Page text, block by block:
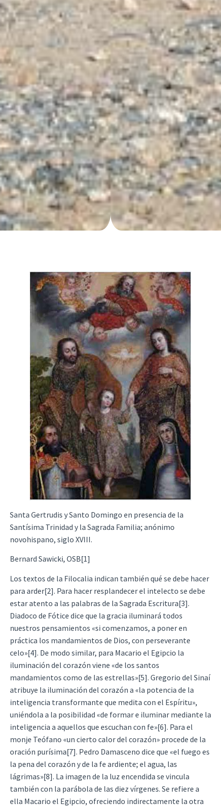
Santa Gertrudis y Santo Domingo en presencia de la
Santísima Trinidad y la Sagrada Familia; anónimo
novohispano, siglo XVIII.
Bernard Sawicki, OSB[1]
Los textos de la Filocalia indican también qué se debe hacer
para arder[2]. Para hacer resplandecer el intelecto se debe
estar atento a las palabras de la Sagrada Escritura[3].
Diadoco de Fótice dice que la gracia iluminará todos
nuestros pensamientos «si comenzamos, a poner en
práctica los mandamientos de Dios, con perseverante
celo»[4]. De modo similar, para Macario el Egipcio la
iluminación del corazón viene «de los santos
mandamientos como de las estrellas»[5]. Gregorio del Sinaí
atribuye la iluminación del corazón a «la potencia de la
inteligencia transformante que medita con el Espíritu»,
uniéndola a la posibilidad «de formar e iluminar mediante la
inteligencia a aquellos que escuchan con fe»[6]. Para el
monje Teófano «un cierto calor del corazón» procede de la
oración purísima[7]. Pedro Damasceno dice que «el fuego es
la pena del corazón y de la fe ardiente; el agua, las
lágrimas»[8]. La imagen de la luz encendida se vincula
también con la parábola de las diez vírgenes. Se refiere a
ella Macario el Egipcio, ofreciendo indirectamente la otra